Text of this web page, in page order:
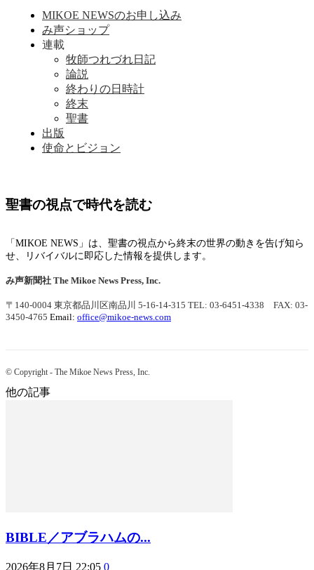
MIKOE NEWSのお申し込み
み声ショップ
連載
牧師つれづれ日記
論説
終わりの日時計
終末
聖書
出版
使命とビジョン
聖書の視点で時代を読む
「MIKOE NEWS」は、聖書の視点から終末の世界の動きを告げ知ら
せ、リバイバルに即応した情報を提供します。
み声新聞社 The Mikoe News Press, Inc.
〒140-0004 東京都品川区南品川 5-16-14-315 TEL: 03-6451-4338 FAX: 03-
3450-4765 Email: office@mikoe-news.com
© Copyright - The Mikoe News Press, Inc.
他の記事
BIBLE／アブラハムの...
2026年8月7日 22:05 0